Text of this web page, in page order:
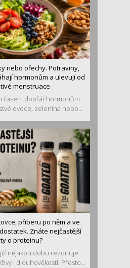
nebo ořechy. Potraviny,
hormonům a ulevují od
menstruace
časem dopřát hormonům
ovoce, zelenina nebo...
přiberu po něm a ve
Znáte nejčastější
o proteinu?
nějakou dobu rezonuje
i dlouhověkosti. Přesto...